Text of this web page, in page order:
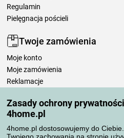
Zasady ochrony
4home.pl
4home.pl dostosowujemy do
Regulamin
Pielęgnacja pościeli
Twoje zamówienia
Moje konto
Moje zamówienia
Reklamacje
Zasady przetwarzania recenzji
Sposoby transportu